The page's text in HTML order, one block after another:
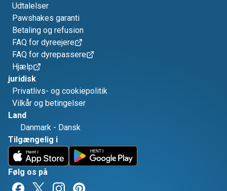
Udtalelser
Pawshakes garanti
Betaling og refusion
FAQ for dyreejere
FAQ for dyrepassere
Hjælp
juridisk
Privatlivs- og cookiepolitik
Vilkår og betingelser
Land
Danmark - Dansk
Tilgængelig i
Følg os på